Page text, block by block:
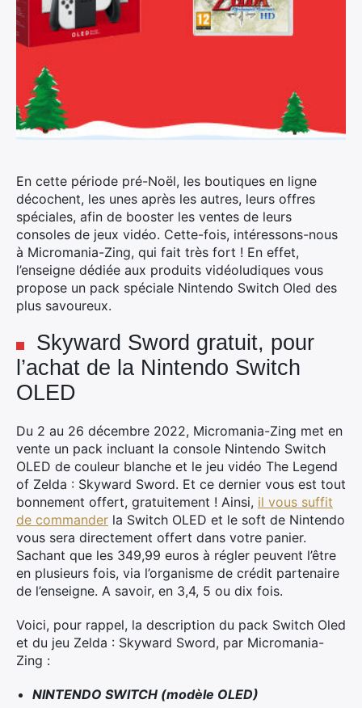
En cette période pré-Noël, les boutiques en ligne
décochent, les unes après les autres, leurs offres
spéciales, afin de booster les ventes de leurs
consoles de jeux vidéo. Cette-fois, intéressons-nous
à Micromania-Zing, qui fait très fort ! En effet,
l’enseigne dédiée aux produits vidéoludiques vous
propose un pack spéciale Nintendo Switch Oled des
plus savoureux.
Skyward Sword gratuit, pour
l’achat de la Nintendo Switch
OLED
Du 2 au 26 décembre 2022, Micromania-Zing met en
vente un pack incluant la console Nintendo Switch
OLED de couleur blanche et le jeu vidéo The Legend
of Zelda : Skyward Sword. Et ce dernier vous est tout
bonnement offert, gratuitement ! Ainsi, il vous suffit
de commander la Switch OLED et le soft de Nintendo
vous sera directement offert dans votre panier.
Sachant que les 349,99 euros à régler peuvent l’être
en plusieurs fois, via l’organisme de crédit partenaire
de l’enseigne. A savoir, en 3,4, 5 ou dix fois.
Voici, pour rappel, la description du pack Switch Oled
et du jeu Zelda : Skyward Sword, par Micromania-
Zing :
NINTENDO SWITCH (modèle OLED)